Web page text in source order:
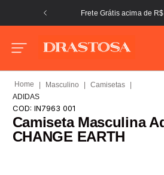
Frete Grátis acima de
Masculino
Camisetas
ADIDAS
COD: IN7963 001
Camiseta Masculina
CHANGE EARTH